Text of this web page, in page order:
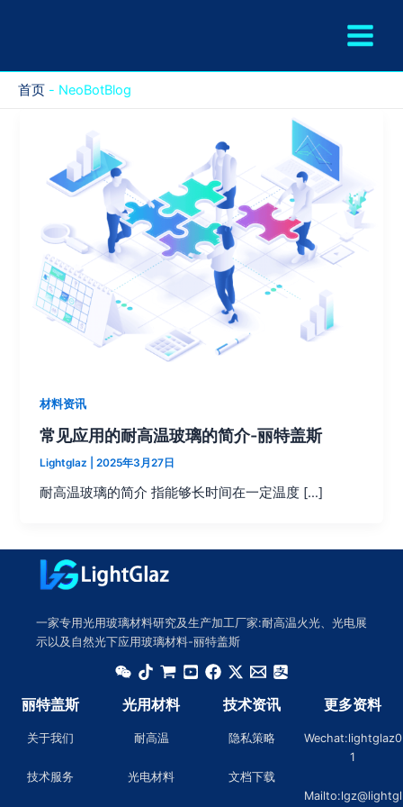
容
首页 - NeoBotBlog
材料资讯
常见应用的耐高温玻璃的简介-丽特盖斯
Lightglaz |2025年3月27日
耐高温玻璃的简介 指能够长时间在一定温度 […]
一家专用光用玻璃材料研究及生产加工厂家:耐高温火光、光电展
示以及自然光下应用玻璃材料-丽特盖斯
丽特盖斯
关于我们
技术服务
光用材料
耐高温
光电材料
技术资讯
隐私策略
文档下载
更多资料
Wechat:lightglaz0
1
Mailto:lgz@lightgl